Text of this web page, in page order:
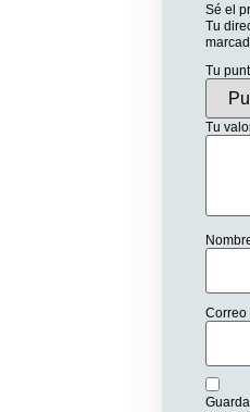
Sé el
Tu
Tu
Tu
Correo